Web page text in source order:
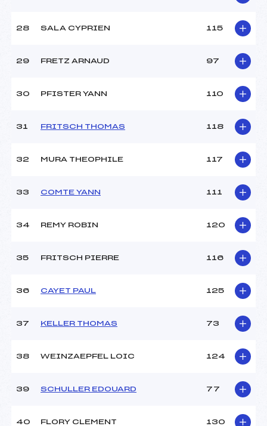
28 SALA CYPRIEN 115
29 FRETZ ARNAUD 97
30 PFISTER YANN 110
31 FRITSCH THOMAS 118
32 MURA THEOPHILE 117
33 COMTE YANN 111
34 REMY ROBIN 120
35 FRITSCH PIERRE 116
36 CAYET PAUL 125
37 KELLER THOMAS 73
38 WEINZAEPFEL LOIC 124
39 SCHULLER EDOUARD 77
40 FLORY CLEMENT 130